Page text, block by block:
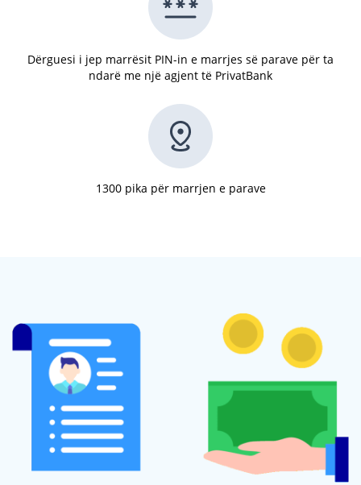
Dërguesi i jep marrësit PIN-in e marrjes së parave për ta
ndarë me një agjent të PrivatBank
1300 pika për marrjen e parave